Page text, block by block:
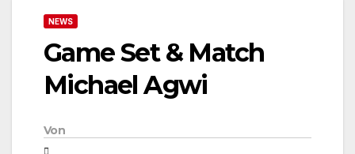
NEWS
Game Set & Match
Michael Agwi
Von